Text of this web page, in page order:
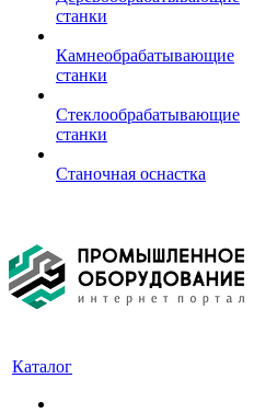
станки
Камнеобрабатывающие
станки
Стеклообрабатывающие
станки
Станочная оснастка
Каталог